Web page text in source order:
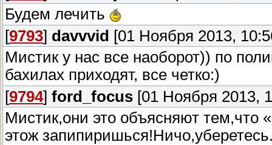
Будем лечить
[9793] davvvid [01 Ноября 2013,
Мистик у нас все наоборот)) по
бахилах приходят, все четко:)
[9794] ford_focus [01 Ноября 2013,
Мистик,они это объясняют тем,что
этож